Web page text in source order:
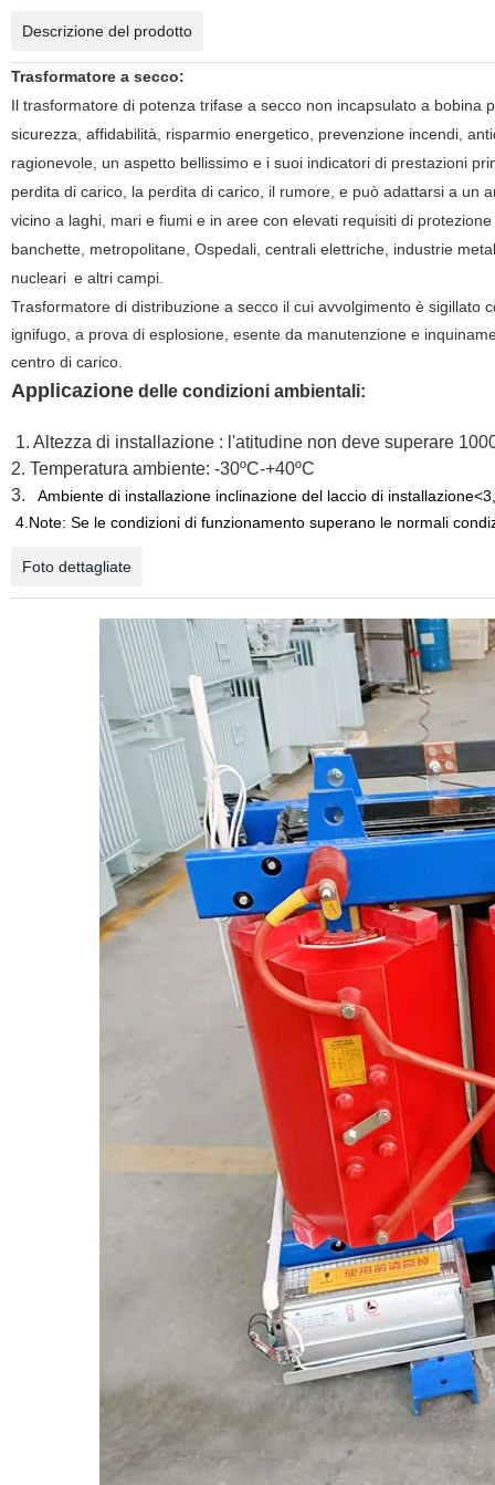
Descrizione del prodotto
Trasformatore a secco:
Il trasformatore di potenza trifase a secco non incapsulato a
sicurezza, affidabilità, risparmio energetico, prevenzione incendi,
ragionevole, un aspetto bellissimo e i suoi indicatori di prestazioni
perdita di carico, la perdita di carico, il rumore, e può adattarsi a un
vicino a laghi, mari e fiumi e in aree con elevati requisiti di
banchette, metropolitane, Ospedali, centrali elettriche, industrie
nucleari e altri campi.
Trasformatore di distribuzione a secco il cui avvolgimento è
ignifugo, a prova di esplosione, esente da manutenzione e
centro di carico.
Applicazionedelle condizioni ambientali:
1. Altezza di installazione : l'atitudine non deve superare
2. Temperatura ambiente: -30ºC-+40ºC
3.
Ambiente di installazione inclinazione del laccio di
4.Note: Se le condizioni di funzionamento superano le normali
Foto dettagliate